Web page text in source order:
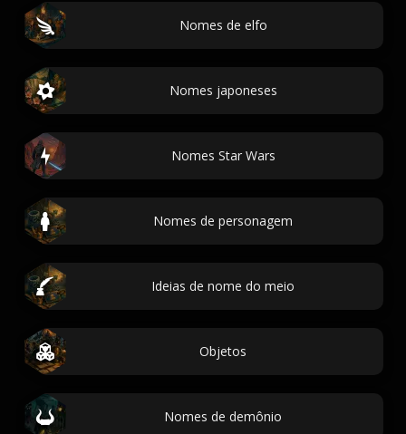
Nomes de elfo
Nomes japoneses
Nomes Star Wars
Nomes de personagem
Ideias de nome do meio
Objetos
Nomes de demônio